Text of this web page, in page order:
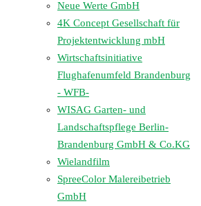
Neue Werte GmbH
4K Concept Gesellschaft für
Projektentwicklung mbH
Wirtschaftsinitiative
Flughafenumfeld Brandenburg
- WFB-
WISAG Garten- und
Landschaftspflege Berlin-
Brandenburg GmbH & Co.KG
Wielandfilm
SpreeColor Malereibetrieb
GmbH